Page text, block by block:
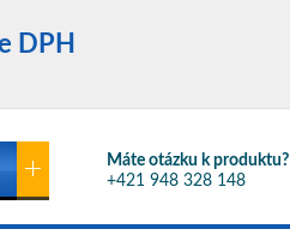
DPH
Máte otázku k produktu?
+421 948 328 148